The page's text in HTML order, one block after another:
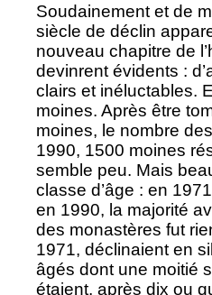
Soudainement et de
siècle de déclin
nouveau chapitre de
devinrent évidents :
clairs et inéluctables.
moines. Après être
moines, le nombre
1990, 1500 moines
semble peu. Mais
classe d’âge : en
en 1990, la majorité
des monastères fut
1971, déclinaient en
âgés dont une moitié
étaient, après dix ou